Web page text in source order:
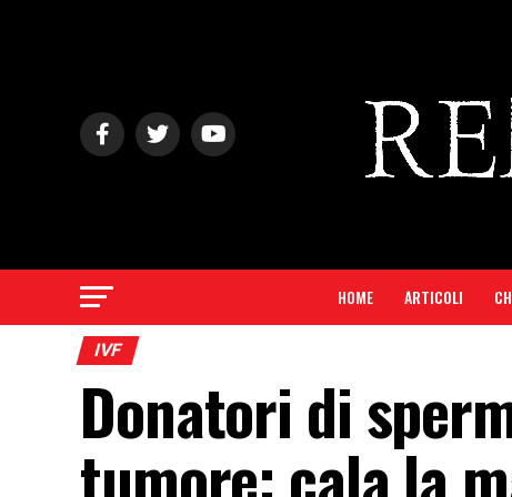
HOME ARTICOLI
IVF
Donatori di
tumore: cala la